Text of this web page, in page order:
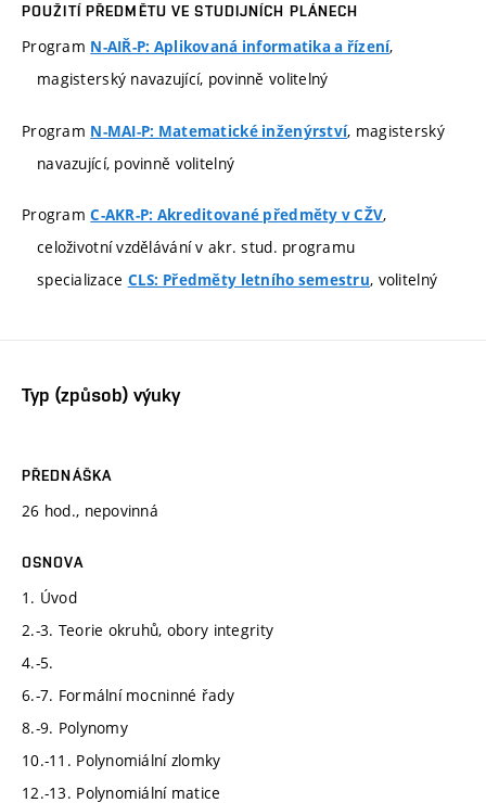
POUŽITÍ PŘEDMĚTU VE STUDIJNÍCH PLÁNECH
Program N-AIŘ-P: Aplikovaná informatika a řízení,
magisterský navazující, povinně volitelný
Program N-MAI-P: Matematické inženýrství, magisterský
navazující, povinně volitelný
ProgramC-AKR-P: Akreditované předměty v CŽV,
celoživotní vzdělávání v akr. stud. programu
specializace CLS: Předměty letního semestru, volitelný
Typ (způsob) výuky
PŘEDNÁŠKA
26 hod., nepovinná
OSNOVA
1. Úvod
2.-3. Teorie okruhů, obory integrity
4.-5.
6.-7. Formální mocninné řady
8.-9. Polynomy
10.-11. Polynomiální zlomky
12.-13. Polynomiální matice